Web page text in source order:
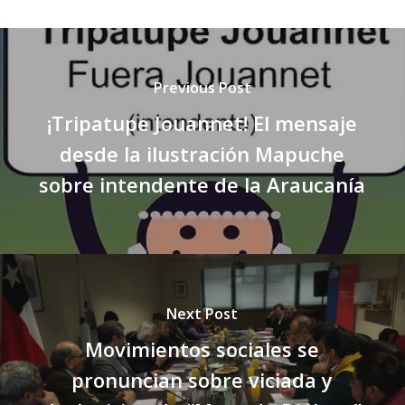
Previous Post
¡Tripatupe Jouannet! El mensaje
desde la ilustración Mapuche
sobre intendente de la Araucanía
Next Post
Movimientos sociales se
pronuncian sobre viciada y